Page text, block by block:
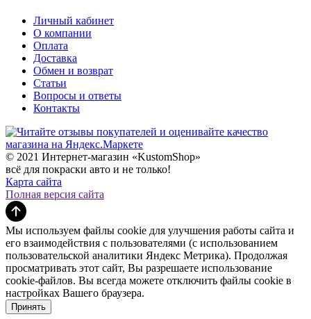
Личный кабинет
О компании
Оплата
Доставка
Обмен и возврат
Статьи
Вопросы и ответы
Контакты
© 2021 Интернет-магазин «KustomShop»
всё для покраски авто и не только!
Карта сайта
Полная версия сайта
Мы используем файлы cookie для улучшения работы сайта и
его взаимодействия с пользователями (с использованием
пользовательской аналитики Яндекс Метрика). Продолжая
просматривать этот сайт, Вы разрешаете использование
cookie-файлов. Вы всегда можете отключить файлы cookie в
настройках Вашего браузера.
Принять